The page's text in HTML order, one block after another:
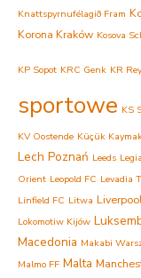
Knattspyrnufélagið Fram
Korona Kraków Kosova
KP Sopot KRC Genk KR
sportowe KS
KV Oostende Küçük
Lech Poznań Leeds
Orient Leopold FC Levadia
Linfield FC Litwa
Lokomotiw Kijów
Macedonia Makabi
Malmo FF Malta